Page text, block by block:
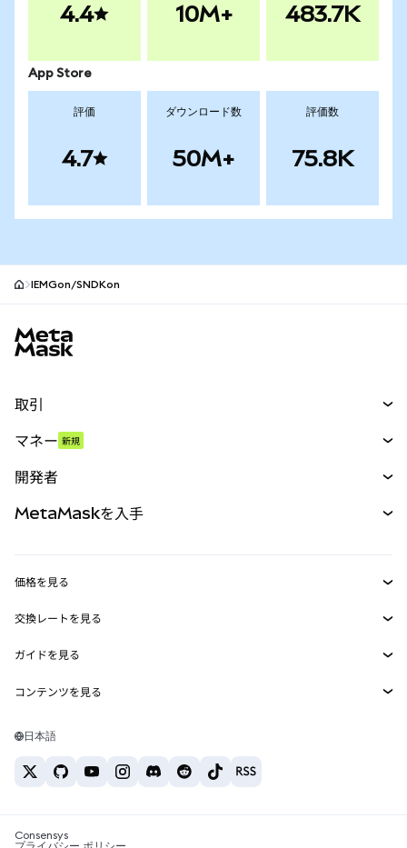
4.4 10M+ 483.7K
App Store
評価
4.7
ダウンロード数
50M+
評価数
75.8K
IEMGon/SNDKon
取引
パーペチュアル
RWA
マネー 新規
開発者
MetaMask Connect
Snaps
Web3サービス
MetaMaskを入手
セキュリティ
サポート
キャリア
お問い合わせ
価格を見る
イーサリアムの価格
Solanaの価格
Tetherの価格
交換レートを見る
ETH→USD
USDT→INR
BTC→INR
ETH→USDT
ガイドを見る
ETHの購入
USDTの購入
SHIBの購入
コンテンツを見る
Solanaウォレット
税制関連ニュース
日本語
Consensys